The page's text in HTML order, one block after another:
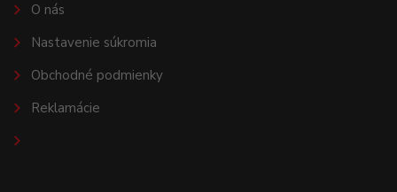
O nás
Nastavenie súkromia
Obchodné podmienky
Reklamácie